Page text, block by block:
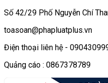
Số 42/29 Phố Nguyễn Chí
toasoan@phapluatplus.vn
Điện thoại liên hệ -
Quảng cáo : 0867378789